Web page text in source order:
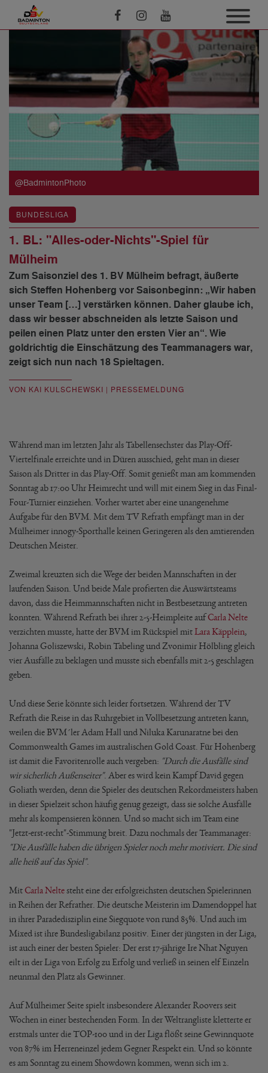
@BadmintonPhoto
BUNDESLIGA
1. BL: "Alles-oder-Nichts"-Spiel für
Mülheim
Zum Saisonziel des 1. BV Mülheim befragt, äußerte
sich Steffen Hohenberg vor Saisonbeginn: „Wir haben
unser Team […] verstärken können. Daher glaube ich,
dass wir besser abschneiden als letzte Saison und
peilen einen Platz unter den ersten Vier an“. Wie
goldrichtig die Einschätzung des Teammanagers war,
zeigt sich nun nach 18 Spieltagen.
VON KAI KULSCHEWSKI | PRESSEMELDUNG
Während man im letzten Jahr als Tabellensechster das Play-Off-
Viertelfinale erreichte und in Düren ausschied, geht man in dieser
Saison als Dritter in das Play-Off. Somit genießt man am kommenden
Sonntag ab 17:00 Uhr Heimrecht und will mit einem Sieg in das Final-
Four-Turnier einziehen. Vorher wartet aber eine unangenehme
Aufgabe für den BVM. Mit dem TV Refrath empfängt man in der
Mülheimer innogy-Sporthalle keinen Geringeren als den amtierenden
Deutschen Meister.
Zweimal kreuzten sich die Wege der beiden Mannschaften in der
laufenden Saison. Und beide Male profierten die Auswärtsteams
davon, dass die Heimmannschaften nicht in Bestbesetzung antreten
konnten. Während Refrath bei ihrer 2-5-Heimpleite aufCarla Nelte
verzichten musste, hatte der BVM im Rückspiel mit Lara Käpplein,
Johanna Goliszewski, Robin Tabeling und Zvonimir Hölbling gleich
vier Ausfälle zu beklagen und musste sich ebenfalls mit 2-5 geschlagen
geben.
Und diese Serie könnte sich leider fortsetzen. Während der TV
Refrath die Reise in das Ruhrgebiet in Vollbesetzung antreten kann,
weilen die BVM´ler Adam Hall und Niluka Karunaratne bei den
Commonwealth Games im australischen Gold Coast. Für Hohenberg
ist damit die Favoritenrolle auch vergeben: "Durch die Ausfälle sind
wir sicherlich Außenseiter". Aber es wird kein Kampf David gegen
Goliath werden, denn die Spieler des deutschen Rekordmeisters haben
in dieser Spielzeit schon häufig genug gezeigt, dass sie solche Ausfälle
mehr als kompensieren können. Und so macht sich im Team eine
"Jetzt-erst-recht"-Stimmung breit. Dazu nochmals der Teammanager:
"Die Ausfälle haben die übrigen Spieler noch mehr motiviert. Die sind
alle heiß auf das Spiel".
MitCarla Neltesteht eine der erfolgreichsten deutschen Spielerinnen
in Reihen der Refrather. Die deutsche Meisterin im Damendoppel hat
in ihrer Paradedisziplin eine Siegquote von rund 85%. Und auch im
Mixed ist ihre Bundesligabilanz positiv. Einer der jüngsten in der Liga,
ist auch einer der besten Spieler: Der erst 17-jährige Ire Nhat Nguyen
eilt in der Liga von Erfolg zu Erfolg und verließ in seinen elf Einzeln
neunmal den Platz als Gewinner.
Auf Mülheimer Seite spielt insbesondere Alexander Roovers seit
Wochen in einer bestechenden Form. In der Weltrangliste kletterte er
erstmals unter die TOP-100 und in der Liga flößt seine Gewinnquote
von 87% im Herreneinzel jedem Gegner Respekt ein. Und so könnte
es am Sonntag zu einem Showdown kommen, wenn sich im 2.